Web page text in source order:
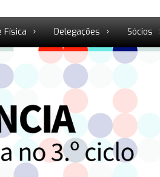
Física Delegações Sócios